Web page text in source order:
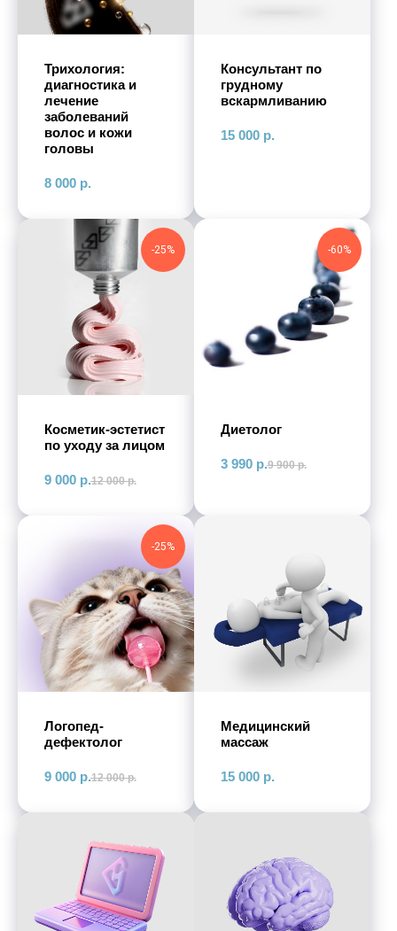
Трихология:
диагностика и
лечение
заболеваний
волос и кожи
головы
8 000 р.
Консультант по
грудному
вскармливанию
15 000 р.
-25%
Косметик-эстетист
по уходу за лицом
9 000 р.12 000 р.
-60%
Диетолог
3 990 р.9 900 р.
-25%
Логопед-
дефектолог
9 000 р.12 000 р.
Медицинский
массаж
15 000 р.